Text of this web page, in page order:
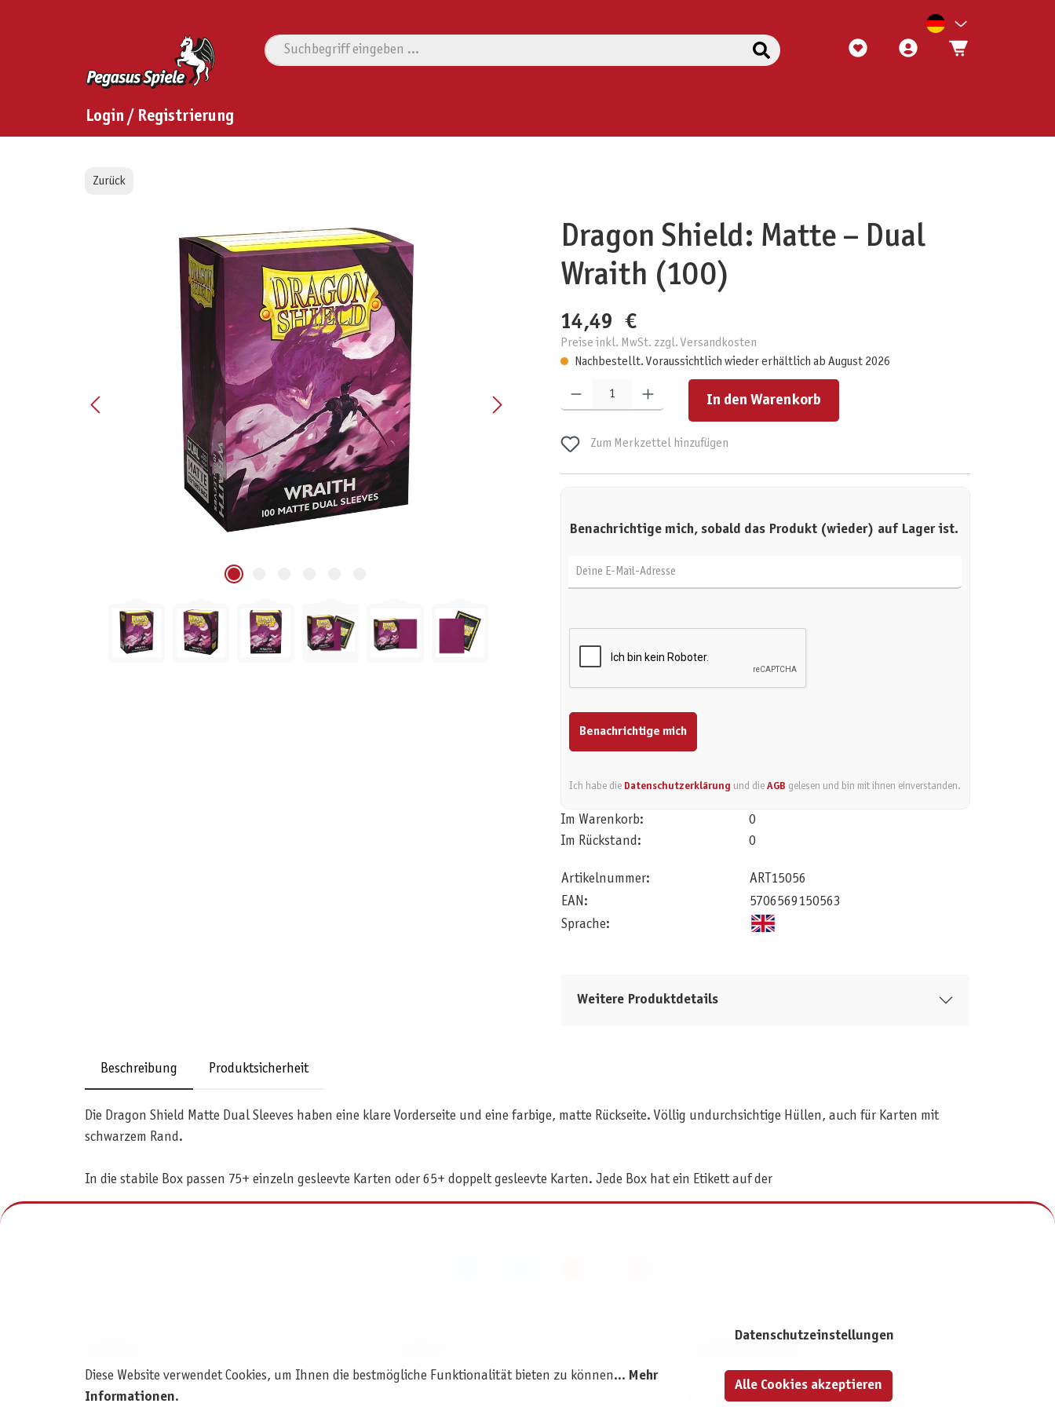
Login / Registrierung
Zurück
Dragon Shield: Matte – Dual
Wraith (100)
14,49 €
Preise inkl. MwSt. zzgl. Versandkosten
Nachbestellt. Voraussichtlich wieder erhältlich ab August 2026
In den Warenkorb
Zum Merkzettel hinzufügen
Benachrichtige mich, sobald das Produkt (wieder) auf Lager ist.
Benachrichtige mich
Ich habe die Datenschutzerklärung und dieAGB gelesen und bin mit ihnen einverstanden.
Im Warenkorb:
0
Im Rückstand:
0
Artikelnummer:
ART15056
EAN:
5706569150563
Sprache:
Weitere Produktdetails
Beschreibung Produktsicherheit
Die Dragon Shield Matte Dual Sleeves haben eine klare Vorderseite und eine farbige, matte Rückseite. Völlig undurchsichtige Hüllen, auch für Karten mit
schwarzem Rand.
In die stabile Box passen 75+ einzeln gesleevte Karten oder 65+ doppelt gesleevte Karten. Jede Box hat ein Etikett auf der
Pegasus Spiele Verlags- und
Medienvertriebsgesellschaft mbH
AGB
Impressum
Datenschutz
Diese Website verwendet Cookies, um Ihnen die bestmögliche Funktionalität bieten zu können... Mehr
Informationen.
Datenschutzeinstellungen
Alle Cookies akzeptieren